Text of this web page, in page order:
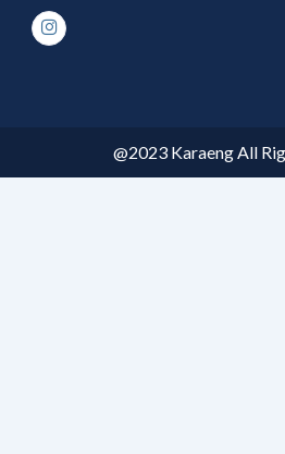
@2023 Karaeng All